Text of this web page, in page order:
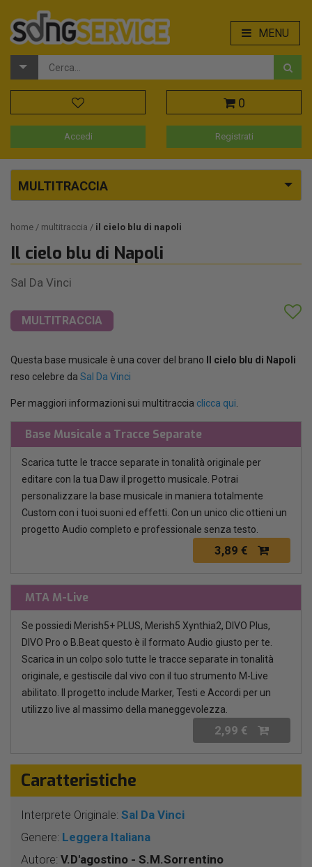
MENU
0
Accedi Registrati
MULTITRACCIA
home multitraccia il cielo blu di napoli
Il cielo blu di Napoli
Sal Da Vinci
MULTITRACCIA
Questa base musicale è una cover del brano
Il cielo blu di Napoli
reso celebre da Sal Da Vinci
Per maggiori informazioni sui multitraccia clicca qui
Base Musicale a Tracce Separate
Scarica tutte le tracce separate in tonalità originale per
editare con la tua Daw il progetto musicale. Potrai
personalizzare la base musicale in maniera totalmente
Custom con i tuoi suoni ed effetti. Con un unico clic ottieni un
progetto Audio completo e professionale senza testo.
3,89 €
MTA M-Live
Se possiedi Merish5+ PLUS, Merish5 Xynthia2, DIVO Plus,
DIVO Pro o B.Beat questo è il formato Audio giusto per te.
Scarica in un colpo solo tutte le tracce separate in tonalità
originale, e gestiscile dal vivo con il tuo strumento M-Live
abilitato. Il progetto include Marker, Testi e Accordi per un
utilizzo live al massimo della maneggevolezza.
2,99 €
Caratteristiche
Interprete Originale: Sal Da Vinci
Genere: Leggera Italiana
Autore: V.D'agostino - S.M.Sorrentino